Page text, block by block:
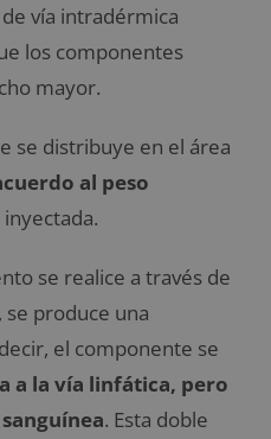
vía intradérmica
los componentes
mayor.
se distribuye en el área
al peso
se realice a través de
produce una
el componente se
a la vía linfática, pero
. Esta doble